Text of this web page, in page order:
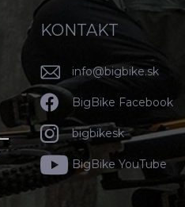
KONTAKT
info@bigbike.sk
BigBike Facebook
bigbikesk
BigBike YouTube